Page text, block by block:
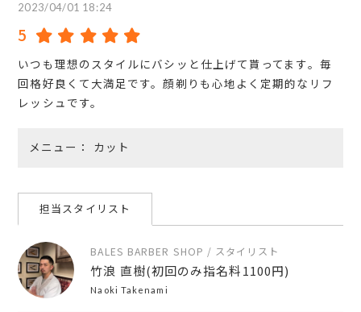
2023/04/01 18:24
5
いつも理想のスタイルにバシッと仕上げて貰ってます。毎
回格好良くて大満足です。顔剃りも心地よく定期的なリフ
レッシュです。
メニュー カット
担当スタイリスト
BALES BARBER SHOP / スタイリスト
竹浪 直樹(初回のみ指名料1100円)
Naoki Takenami